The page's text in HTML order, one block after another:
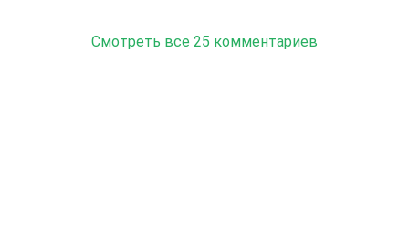
Смотреть все 25 комментариев